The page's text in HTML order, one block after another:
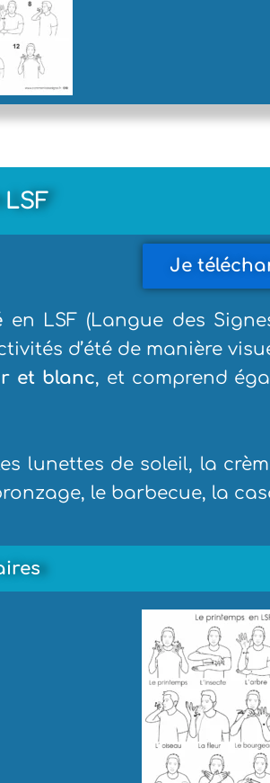
LSF
Je
en LSF (Langue des
d’été de manière
et blanc, et comprend
lunettes de soleil, la
le barbecue, la